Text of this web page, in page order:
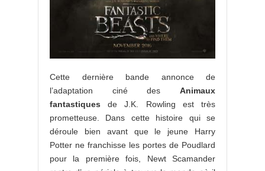
Cette dernière bande annonce de
l’adaptation ciné des Animaux
fantastiques de J.K. Rowling est très
prometteuse. Dans cette histoire qui se
déroule bien avant que le jeune Harry
Potter ne franchisse les portes de Poudlard
pour la première fois, Newt Scamander